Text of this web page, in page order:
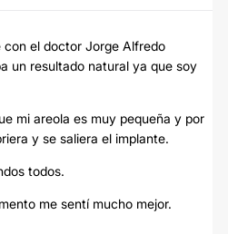
con el doctor Jorge Alfredo
un resultado natural ya que soy
mi areola es muy pequeña y por
y se saliera el implante.
todos.
me sentí mucho mejor.